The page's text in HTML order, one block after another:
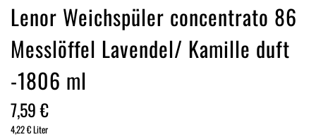
Lenor Weichspüler concentrato 86
Messlöffel Lavendel/ Kamille duft
-1806 ml
7,59 €
4,22 € Liter